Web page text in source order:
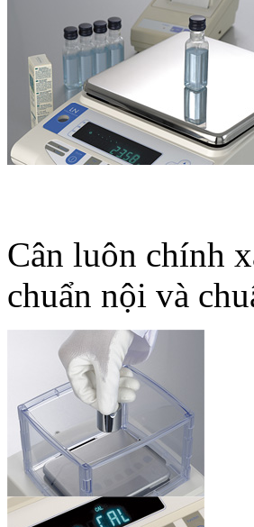
Cân luôn chính
chuẩn nội và